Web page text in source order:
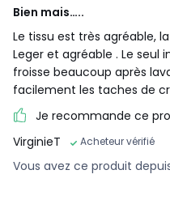
Bien mais…..
Le tissu est très agréable,
Leger et agréable . Le seul
froisse beaucoup après
facilement les taches de
Je recommande ce
VirginieT
Acheteur vérifié
Vous avez ce produit